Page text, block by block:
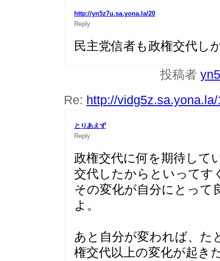
http://yn5z7u.sa.yona.la/20
Reply
民主党信者も政権交代し
投稿者
Re: http://
とりあえず
Reply
政権交代に何を期待して
交代したからといってす
その変化が自分にとって
よ。
あと自分が変われば、た
権交代以上の変化が起き